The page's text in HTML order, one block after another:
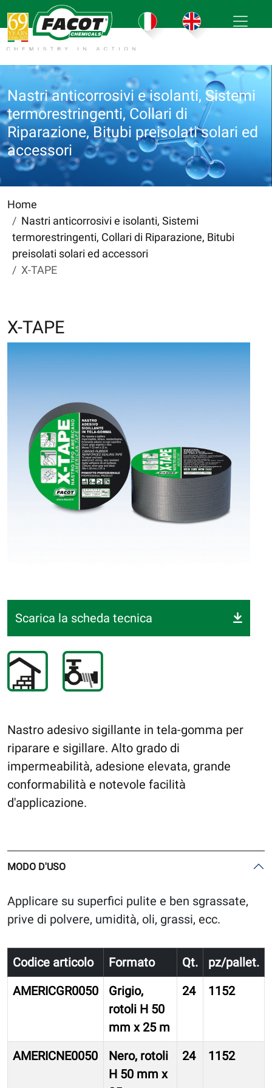
Nastri anticorrosivi e isolanti, Sistemi
termorestringenti, Collari di
Riparazione, Bitubi preisolati solari ed
accessori
Home
Nastri anticorrosivi e isolanti, Sistemi
termorestringenti, Collari di Riparazione, Bitubi
preisolati solari ed accessori
X-TAPE
X-TAPE
Scarica la scheda tecnica
Nastro adesivo sigillante in tela-gomma per
riparare e sigillare. Alto grado di
impermeabilità, adesione elevata, grande
conformabilità e notevole facilità
d'applicazione.
MODO D'USO
Applicare su superfici pulite e ben sgrassate,
prive di polvere, umidità, oli, grassi, ecc.
Codice articolo Formato Qt.
pz/pallet.
AMERICGR0050
Grigio,
rotoli H 50
mm x 25 m
24 1152
AMERICNE0050
Nero, rotoli
H 50 mm x
24 1152